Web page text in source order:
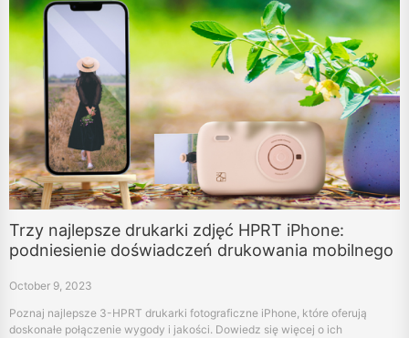
Trzy najlepsze drukarki zdjęć HPRT iPhone:
podniesienie doświadczeń drukowania mobilnego
October 9, 2023
Poznaj najlepsze 3-HPRT drukarki fotograficzne iPhone, które oferują
doskonałe połączenie wygody i jakości. Dowiedz się więcej o ich